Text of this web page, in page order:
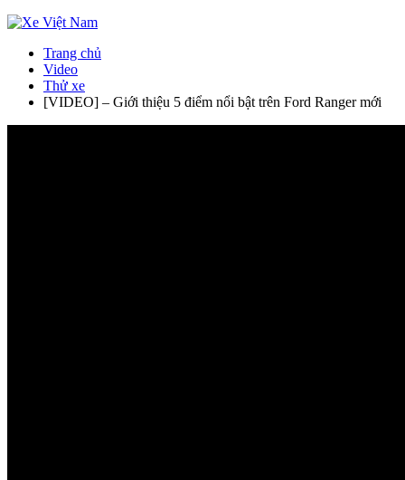
Trang chủ
Video
Thử xe
[VIDEO] – Giới thiệu 5 điểm nổi bật trên Ford Ranger mới